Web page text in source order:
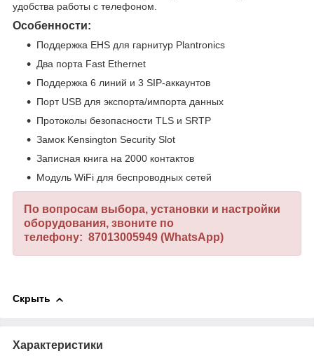
удобства работы с телефоном.
Особенности:
Поддержка EHS для гарнитур Plantronics
Два порта Fast Ethernet
Поддержка 6 линий и 3 SIP-аккаунтов
Порт USB для экспорта/импорта данных
Протоколы безопасности TLS и SRTP
Замок Kensington Security Slot
Записная книга на 2000 контактов
Модуль WiFi для беспроводных сетей
По вопросам выбора, установки и настройки
оборудования, звоните по
телефону: 87013005949 (WhatsApp)
Скрыть
Характеристики